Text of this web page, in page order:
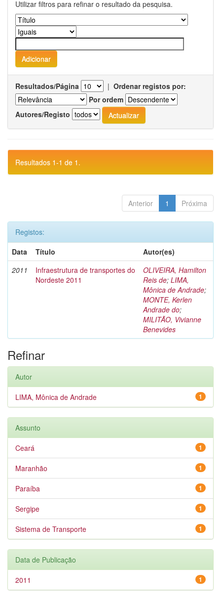
Utilizar filtros para refinar o resultado da pesquisa.
Resultados/Página | Ordenar registos por:
Por ordem
Autores/Registo
Resultados 1-1 de 1.
Anterior 1 Próxima
Registos:
Data
Título
Autor(es)
2011
Infraestrutura de transportes do
Nordeste 2011
OLIVEIRA, Hamilton
Reis de; LIMA,
Mônica de Andrade;
MONTE, Kerlen
Andrade do;
MILITÃO, Vivianne
Benevides
Refinar
Autor
1
LIMA, Mônica de Andrade
Assunto
1
Ceará
1
Maranhão
1
Paraíba
1
Sergipe
1
Sistema de Transporte
Data de Publicação
1
2011